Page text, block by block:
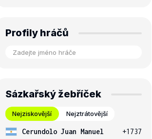
Profily hráčů
Sázkařský žebříček
Nejziskovější Nejztrátovější
Cerundolo Juan Manuel
+1737